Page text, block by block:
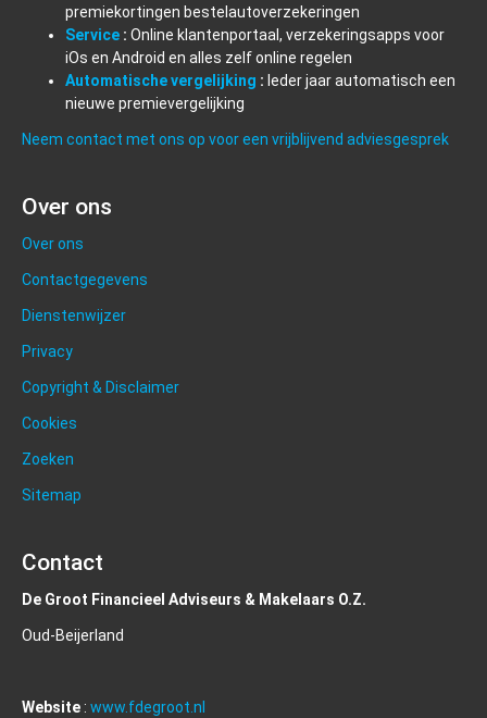
premiekortingen bestelautoverzekeringen
Service : Online klantenportaal, verzekeringsapps voor
iOs en Android en alles zelf online regelen
Automatische vergelijking : Ieder jaar automatisch een
nieuwe premievergelijking
Neem contact met ons op voor een vrijblijvend adviesgesprek
Over ons
Over ons
Contactgegevens
Dienstenwijzer
Privacy
Copyright & Disclaimer
Cookies
Zoeken
Sitemap
Contact
De Groot Financieel Adviseurs & Makelaars O.Z.
Oud-Beijerland
Website : www.fdegroot.nl